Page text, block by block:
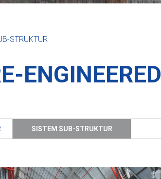
STRUKTUR
ENGINEERED
SISTEM SUB-STRUKTUR